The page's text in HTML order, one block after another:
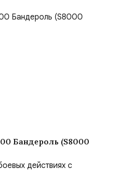
Бандероль (S8000
действиях с